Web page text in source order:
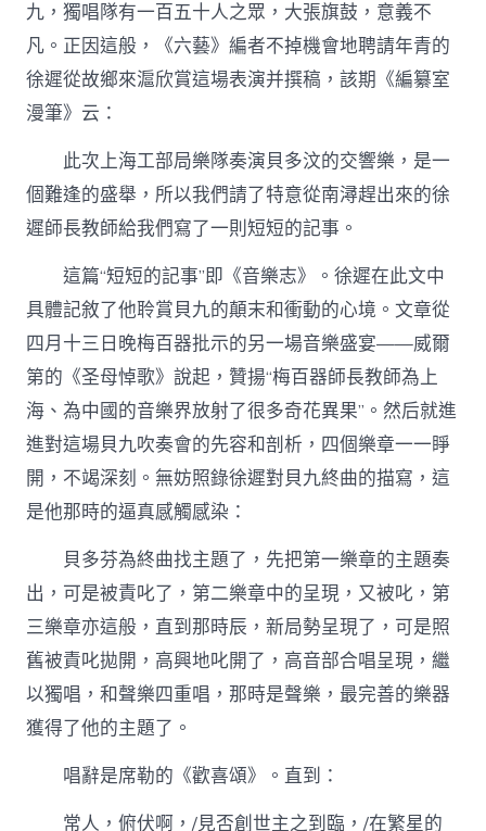
作
家
網〉
中
九，獨唱隊有一百五十人之眾，大張旗鼓，意義不
凡。正因這般，《六藝》編者不掉機會地聘請年青的
徐遲從故鄉來滬欣賞這場表演并撰稿，該期《編纂室
漫筆》云：
此次上海工部局樂隊奏演貝多汶的交響樂，是一
個難逢的盛舉，所以我們請了特意從南潯趕出來的徐
遲師長教師給我們寫了一則短短的記事。
這篇“短短的記事”即《音樂志》。徐遲在此文中
具體記敘了他聆賞貝九的顛末和衝動的心境。文章從
四月十三日晚梅百器批示的另一場音樂盛宴——威爾
第的《圣母悼歌》說起，贊揚“梅百器師長教師為上
海、為中國的音樂界放射了很多奇花異果”。然后就進
進對這場貝九吹奏會的先容和剖析，四個樂章一一睜
開，不竭深刻。無妨照錄徐遲對貝九終曲的描寫，這
是他那時的逼真感觸感染：
貝多芬為終曲找主題了，先把第一樂章的主題奏
出，可是被責叱了，第二樂章中的呈現，又被叱，第
三樂章亦這般，直到那時辰，新局勢呈現了，可是照
舊被責叱拋開，高興地叱開了，高音部合唱呈現，繼
以獨唱，和聲樂四重唱，那時是聲樂，最完善的樂器
獲得了他的主題了。
唱辭是席勒的《歡喜頌》。直到：
常人，俯伏啊，/見否創世主之到臨，/在繁星的